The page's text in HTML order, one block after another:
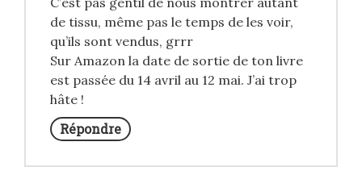
de tissu, même pas le temps de les voir,
qu’ils sont vendus, grrr
Sur Amazon la date de sortie de ton livre
est passée du 14 avril au 12 mai. J’ai trop
hâte !
Répondre